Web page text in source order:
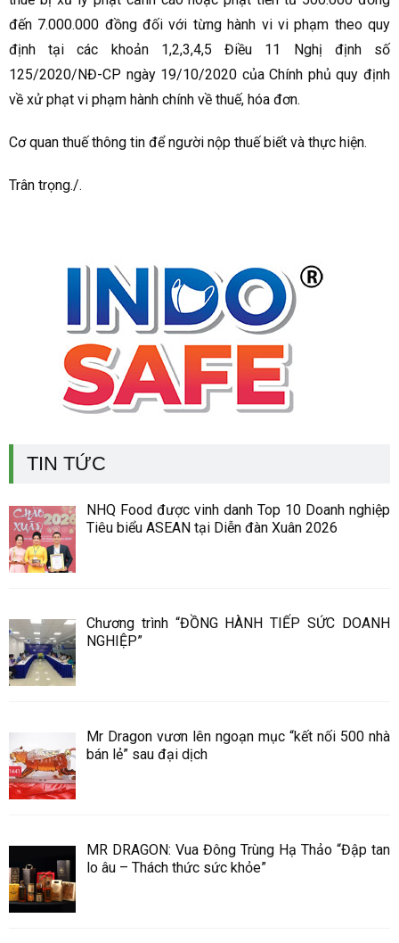
đến 7.000.000 đồng đối với từng hành vi vi phạm theo quy
định tại các khoản 1,2,3,4,5 Điều 11 Nghị định số
125/2020/NĐ-CP ngày 19/10/2020 của Chính phủ quy định
về xử phạt vi phạm hành chính về thuế, hóa đơn.
Cơ quan thuế thông tin để người nộp thuế biết và thực hiện.
Trân trọng./.
TIN TỨC
NHQ Food được vinh danh Top 10 Doanh nghiệp
Tiêu biểu ASEAN tại Diễn đàn Xuân 2026
Chương trình “ĐỒNG HÀNH TIẾP SỨC DOANH
NGHIỆP”
Mr Dragon vươn lên ngoạn mục “kết nối 500 nhà
bán lẻ” sau đại dịch
MR DRAGON: Vua Đông Trùng Hạ Thảo “Đập tan
lo âu – Thách thức sức khỏe”